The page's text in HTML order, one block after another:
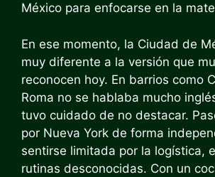
México para enfocarse en la
En ese momento, la Ciudad de
muy diferente a la versión que
reconocen hoy. En barrios como
Roma no se hablaba mucho
tuvo cuidado de no destacar.
por Nueva York de forma
sentirse limitada por la logística,
rutinas desconocidas. Con un